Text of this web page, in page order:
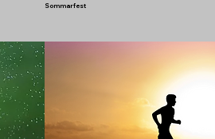
Sommarfest